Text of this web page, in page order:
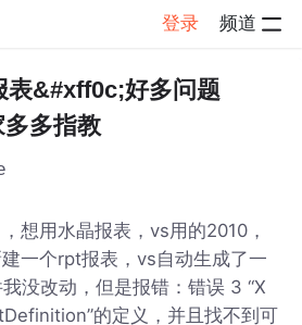
登录 频道
子详情
表&#xff0c;好多问题
多指教
想用水晶报表，vs用的2010，
一个rpt报表，vs自动生成了一
没改动，但是报错：错误 3 “X
的定义，并且找不到可